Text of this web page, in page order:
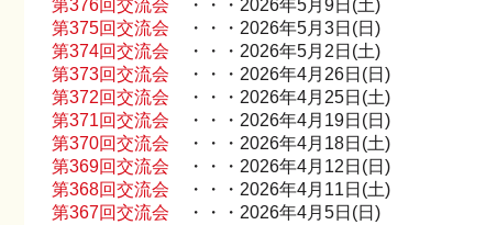
第376回交流会 ・・・2026年5月9日(土)
第375回交流会 ・・・2026年5月3日(日)
第374回交流会 ・・・2026年5月2日(土)
第373回交流会 ・・・2026年4月26日(日)
第372回交流会 ・・・2026年4月25日(土)
第371回交流会 ・・・2026年4月19日(日)
第370回交流会 ・・・2026年4月18日(土)
第369回交流会 ・・・2026年4月12日(日)
第368回交流会 ・・・2026年4月11日(土)
第367回交流会 ・・・2026年4月5日(日)